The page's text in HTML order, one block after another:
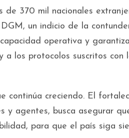
370 mil nacionales
un indicio de la
operativa y
los protocolos suscritos con
continúa creciendo. El
y agentes, busca asegurar
para que el país siga